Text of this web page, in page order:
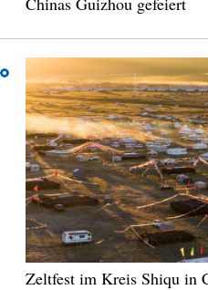
Zeltfest im Kreis Shiqu in